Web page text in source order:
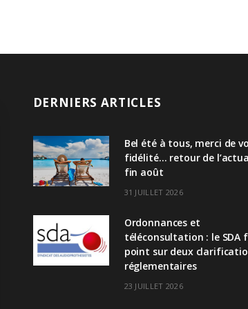
DERNIERS ARTICLES
Bel été à tous, merci de
fidélité… retour de
fin août
31 JUILLET 2026
Ordonnances et
téléconsultation : le SDA
point sur deux
réglementaires
23 JUILLET 2026